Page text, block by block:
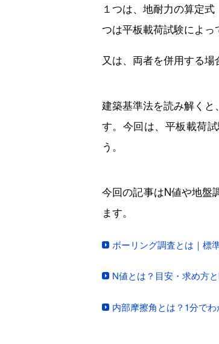
１つは、地耐力の算定
つは平板載荷試験によっ
又は、両者を併用する場
建築基準法を読み解く
す。今回は、平板載荷
う。
今回の記事はN値や地盤
ます。
ボーリング調査とは｜標
N値とは？目安・求め方
内部摩擦角とは？1分で